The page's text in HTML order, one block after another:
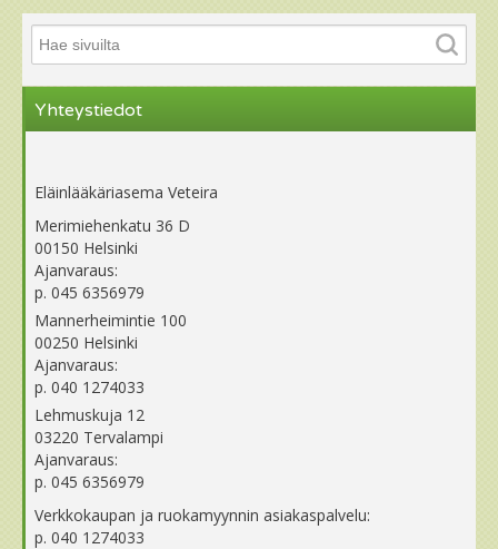
Yhteystiedot
Eläinlääkäriasema Veteira
Merimiehenkatu 36 D
00150 Helsinki
Ajanvaraus:
p. 045 6356979
Mannerheimintie 100
00250 Helsinki
Ajanvaraus:
p. 040 1274033
Lehmuskuja 12
03220 Tervalampi
Ajanvaraus:
p. 045 6356979
Verkkokaupan ja ruokamyynnin asiakaspalvelu:
p. 040 1274033